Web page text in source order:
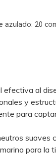
azulado: 20
efectiva al
y
para
suaves
para la